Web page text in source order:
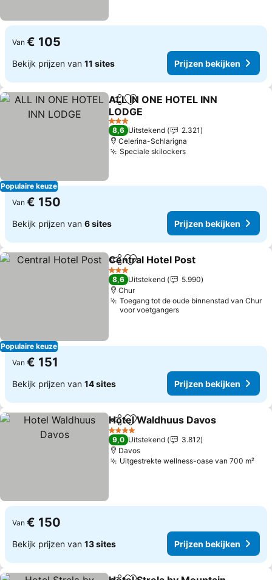
Van € 105
Bekijk prijzen van 11 sites Prijzen bekijken
Populaire keuze
DelenToevoegen aan favorieten
ALL IN ONE HOTEL INN
LODGE
Prijzen bekijken
3 Sterren
8,6 Uitstekend
2.321
Celerina-Schlarigna
Speciale skilockersPrijzen bekijken
Van € 150
Bekijk prijzen van 6 sites Prijzen bekijken
Populaire keuze
DelenToevoegen aan favorieten
Central Hotel Post
3 Sterren
8,6 Uitstekend
5.990
Chur
Toegang tot de oude binnenstad van Chur
voor voetgangers
Van € 151
Bekijk prijzen van 14 sites Prijzen bekijken
DelenToevoegen aan favorieten
Hotel Waldhuus Davos
4 Sterren
9,0 Uitstekend
3.812
Davos
Uitgestrekte wellness-oase van 700 m²
Van € 150
Bekijk prijzen van 13 sites Prijzen bekijken